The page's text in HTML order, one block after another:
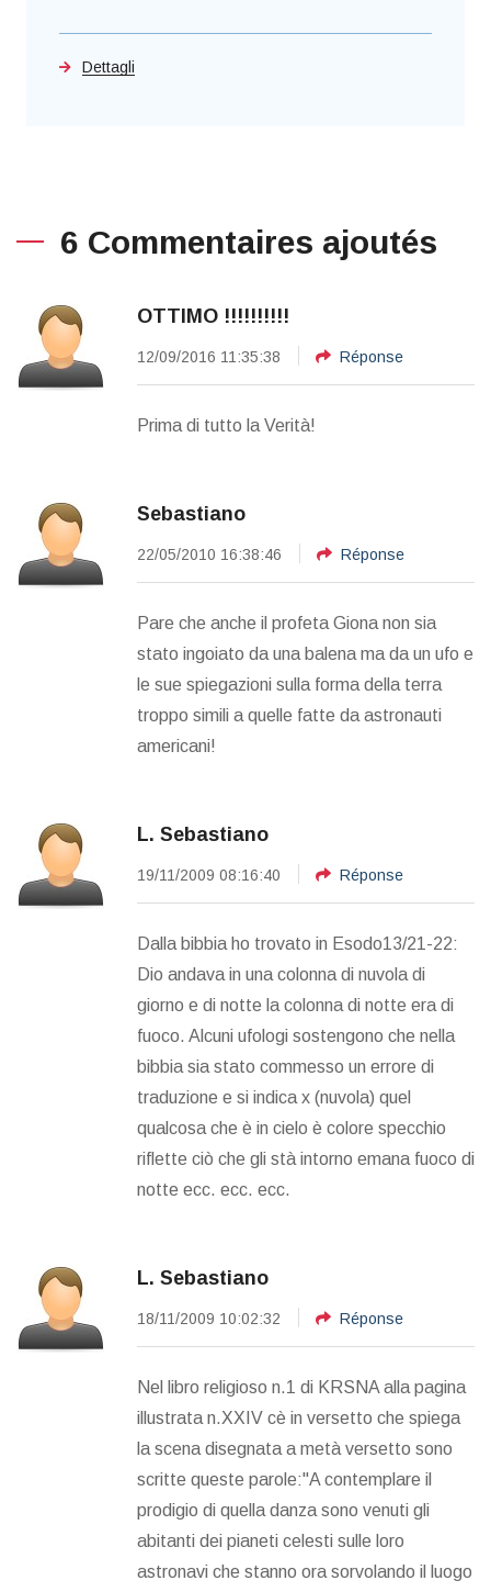
Dettagli
6 Commentaires ajoutés
OTTIMO !!!!!!!!!!
12/09/2016 11:35:38 Réponse
Prima di tutto la Verità!
Sebastiano
22/05/2010 16:38:46 Réponse
Pare che anche il profeta Giona non sia
stato ingoiato da una balena ma da un ufo e
le sue spiegazioni sulla forma della terra
troppo simili a quelle fatte da astronauti
americani!
L. Sebastiano
19/11/2009 08:16:40 Réponse
Dalla bibbia ho trovato in Esodo13/21-22:
Dio andava in una colonna di nuvola di
giorno e di notte la colonna di notte era di
fuoco. Alcuni ufologi sostengono che nella
bibbia sia stato commesso un errore di
traduzione e si indica x (nuvola) quel
qualcosa che è in cielo è colore specchio
riflette ciò che gli stà intorno emana fuoco di
notte ecc. ecc. ecc.
L. Sebastiano
18/11/2009 10:02:32 Réponse
Nel libro religioso n.1 di KRSNA alla pagina
illustrata n.XXIV cè in versetto che spiega
la scena disegnata a metà versetto sono
scritte queste parole:"A contemplare il
prodigio di quella danza sono venuti gli
abitanti dei pianeti celesti sulle loro
astronavi che stanno ora sorvolando il luogo